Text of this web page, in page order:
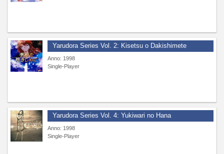
Yarudora Series Vol. 2: Kisetsu o Dakishimete
Anno: 1998
Single-Player
Yarudora Series Vol. 4: Yukiwari no Hana
Anno: 1998
Single-Player